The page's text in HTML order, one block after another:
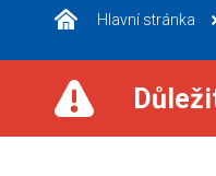
Hlavní stránka